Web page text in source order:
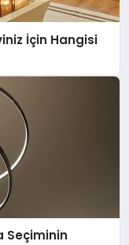
İçin Hangisi
Seçiminin